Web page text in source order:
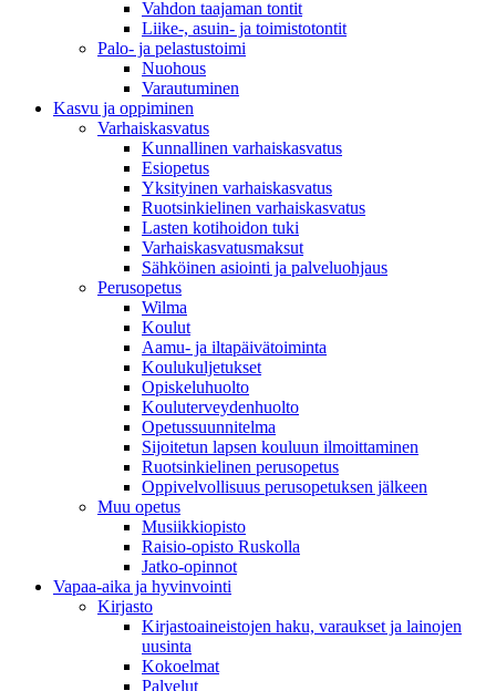
Vahdon taajaman tontit
Liike-, asuin- ja toimistotontit
Palo- ja pelastustoimi
Nuohous
Varautuminen
Kasvu ja oppiminen
Varhaiskasvatus
Kunnallinen varhaiskasvatus
Esiopetus
Yksityinen varhaiskasvatus
Ruotsinkielinen varhaiskasvatus
Lasten kotihoidon tuki
Varhaiskasvatusmaksut
Sähköinen asiointi ja palveluohjaus
Perusopetus
Wilma
Koulut
Aamu- ja iltapäivätoiminta
Koulukuljetukset
Opiskeluhuolto
Kouluterveydenhuolto
Opetussuunnitelma
Sijoitetun lapsen kouluun ilmoittaminen
Ruotsinkielinen perusopetus
Oppivelvollisuus perusopetuksen jälkeen
Muu opetus
Musiikkiopisto
Raisio-opisto Ruskolla
Jatko-opinnot
Vapaa-aika ja hyvinvointi
Kirjasto
Kirjastoaineistojen haku, varaukset ja lainojen
uusinta
Kokoelmat
Palvelut